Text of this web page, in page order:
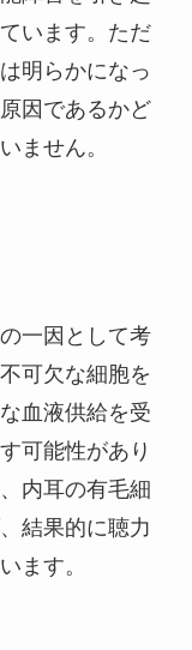
います。ただ
明らかになっ
因であるかど
ません。
一因として考
可欠な細胞を
血液供給を受
可能性があり
内耳の有毛細
結果的に聴力
ます。